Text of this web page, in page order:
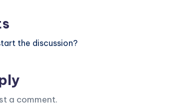
the discussion?
a comment.